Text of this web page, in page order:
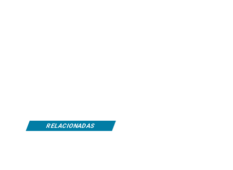
RELACIONADAS